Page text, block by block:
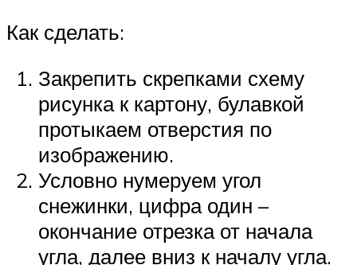
Как сделать:
Закрепить скрепками схему
рисунка к картону, булавкой
протыкаем отверстия по
изображению.
Условно нумеруем угол
снежинки, цифра один –
окончание отрезка от начала
угла, далее вниз к началу угла.